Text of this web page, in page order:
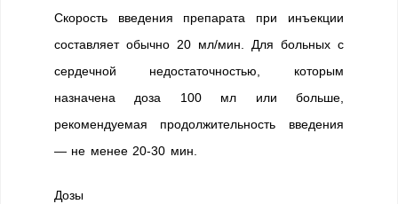
Скорость введения препарата при инъекции
составляет обычно 20 мл/мин. Для больных с
сердечной недостаточностью, которым
назначена доза 100 мл или больше,
рекомендуемая продолжительность введения
— не менее 20-30 мин.
Дозы